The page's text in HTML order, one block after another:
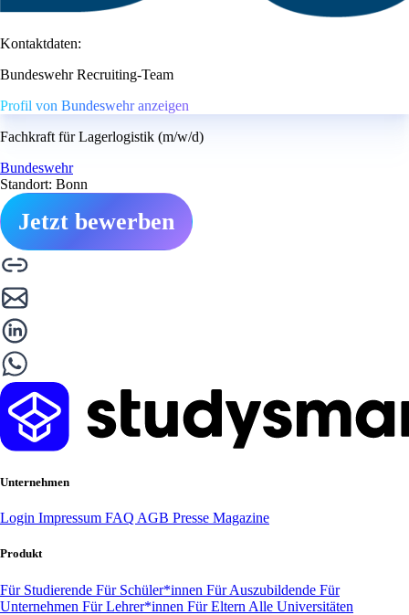
Kontaktdaten:
Bundeswehr Recruiting-Team
Profil von Bundeswehr anzeigen
Fachkraft für Lagerlogistik (m/w/d)
Bundeswehr
Standort: Bonn
Jetzt bewerben
Unternehmen
Login Impressum FAQ AGB Presse Magazine
Produkt
Für Studierende Für Schüler*innen Für Auszubildende Für
Unternehmen Für Lehrer*innen Für Eltern Alle Universitäten